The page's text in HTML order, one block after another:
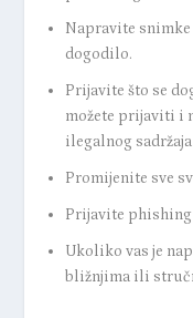
Napravite snimke
dogodilo.
Prijavite što se
možete prijaviti i
ilegalnog
Promijenite sve
Prijavite
Ukoliko vas je
bližnjima ili